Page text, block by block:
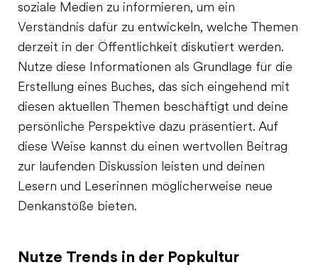
soziale Medien zu informieren, um ein
Verständnis dafür zu entwickeln, welche Themen
derzeit in der Öffentlichkeit diskutiert werden.
Nutze diese Informationen als Grundlage für die
Erstellung eines Buches, das sich eingehend mit
diesen aktuellen Themen beschäftigt und deine
persönliche Perspektive dazu präsentiert. Auf
diese Weise kannst du einen wertvollen Beitrag
zur laufenden Diskussion leisten und deinen
Lesern und Leserinnen möglicherweise neue
Denkanstöße bieten.
Nutze Trends in der Popkultur